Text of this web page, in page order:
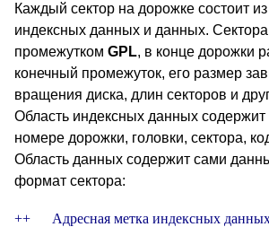
Каждый сектор на дорожке состоит
индексных данных и данных.
промежутком GPL, в конце дорожки
конечный промежуток, его размер
вращения диска, длин секторов и
Область индексных данных
номере дорожки, головки, сектора,
Область данных содержит сами
формат сектора:
+­­­­­­­­+      Адресная метка индексных